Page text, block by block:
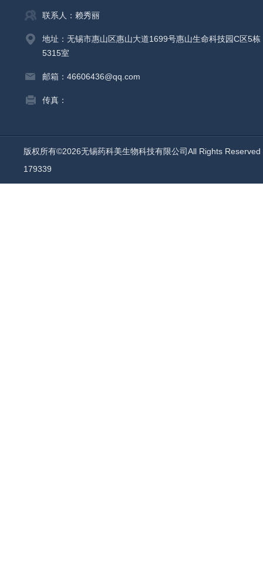
联系人：赖秀丽
地址：无锡市惠山区惠山大道1699号惠山生命科技园C区5栋
5315室
邮箱：46606436@qq.com
传真：
版权所有©2026无锡药科美生物科技有限公司All Rights
179339